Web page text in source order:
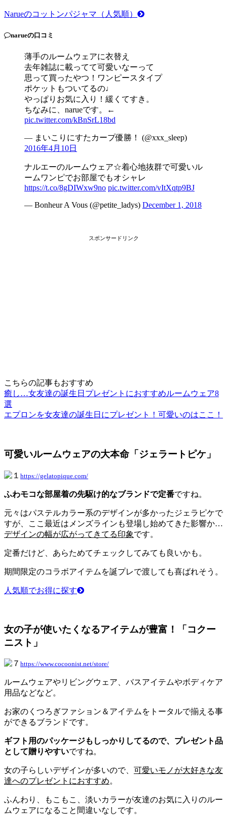
Narueのコットンパジャマ（人気順）
narueの口コミ
薄手のルームウェアに衣替え
去年雑誌に載ってて可愛いなーって
思って買ったやつ！ワンピースタイプ
ポケットもついてるの♩
やっぱりお気に入り！緩くてすき。
ちなみに、narueです。←
pic.twitter.com/kBnSrL18bd
— まいこりにすたカープ優勝！ (@xxx_sleep)
2016年4月10日
ナルエーのルームウェア☆着心地抜群で可愛いル
ームワンピでお部屋でもオシャレ
https://t.co/8gDIWxw9no pic.twitter.com/vItXqtp9BJ
— Bonheur A Vous (@petite_ladys) December 1, 2018
スポンサードリンク
こちらの記事もおすすめ
癒し…女友達の誕生日プレゼントにおすすめルームウェア8
選
エプロンを女友達の誕生日にプレゼント！可愛いのはここ！
可愛いルームウェアの大本命「ジェラートピケ」
https://gelatopique.com/
ふわモコな部屋着の先駆け的なブランドで定番ですね。
元々はパステルカラー系のデザインが多かったジェラピケで
すが、ここ最近はメンズラインも登場し始めてきた影響か…
デザインの幅が広がってきてる印象です。
定番だけど、あらためてチェックしてみても良いかも。
期間限定のコラボアイテムを誕プレで渡しても喜ばれそう。
人気順でお得に探す
女の子が使いたくなるアイテムが豊富！「コクー
ニスト」
https://www.cocoonist.net/store/
ルームウェアやリビングウェア、バスアイテムやボディケア
用品などなど。
お家のくつろぎファション＆アイテムをトータルで揃える事
ができるブランドです。
ギフト用のパッケージもしっかりしてるので、プレゼント品
として贈りやすいですね。
女の子らしいデザインが多いので、 可愛いモノが大好きな友
達へのプレゼントにおすすめ。
ふんわり、もこもこ、淡いカラーが友達のお気に入りのルー
ムウェアになること間違いなしです。